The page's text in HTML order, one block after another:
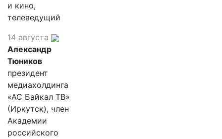
и кино,
телеведущий
14 августа
Александр
Тюников
президент
медиахолдинга
«АС Байкал ТВ»
(Иркутск), член
Академии
российского